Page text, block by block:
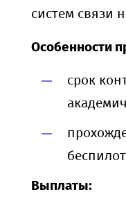
систем связи
Особенности
срок
Выплаты: